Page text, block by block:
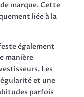
marque. Cette
liée à la
également
manière
Les
et une
parfois